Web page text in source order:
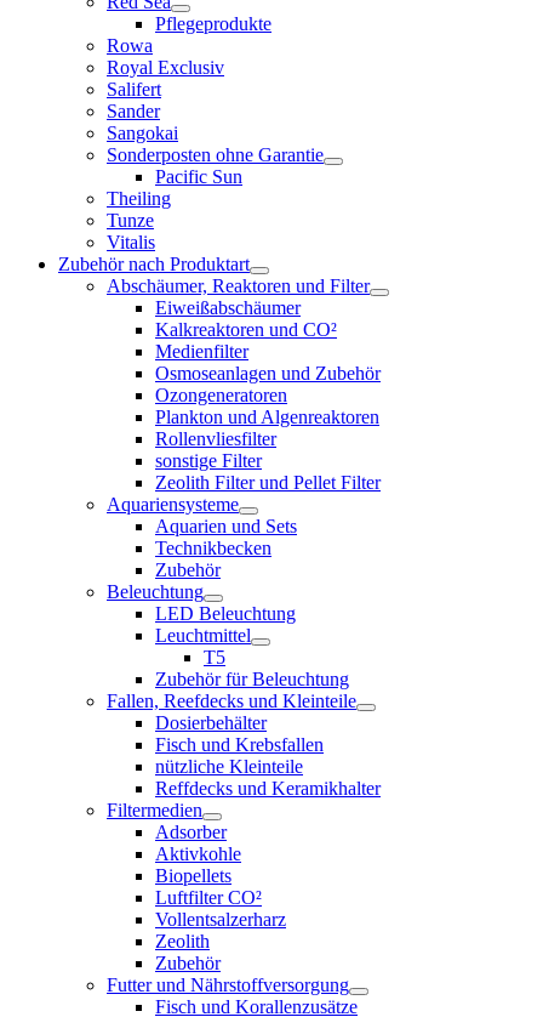
Pflegeprodukte
Rowa
Royal Exclusiv
Salifert
Sander
Sangokai
Sonderposten ohne Garantie
Pacific Sun
Theiling
Tunze
Vitalis
Zubehör nach Produktart
Abschäumer, Reaktoren und Filter
Eiweißabschäumer
Kalkreaktoren und CO²
Medienfilter
Osmoseanlagen und Zubehör
Ozongeneratoren
Plankton und Algenreaktoren
Rollenvliesfilter
sonstige Filter
Zeolith Filter und Pellet Filter
Aquariensysteme
Aquarien und Sets
Technikbecken
Zubehör
Beleuchtung
LED Beleuchtung
Leuchtmittel
T5
Zubehör für Beleuchtung
Fallen, Reefdecks und Kleinteile
Dosierbehälter
Fisch und Krebsfallen
nützliche Kleinteile
Reffdecks und Keramikhalter
Filtermedien
Adsorber
Aktivkohle
Biopellets
Luftfilter CO²
Vollentsalzerharz
Zeolith
Zubehör
Futter und Nährstoffversorgung
Fisch und Korallenzusätze